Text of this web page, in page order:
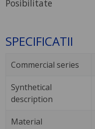
Posibilitate
SPECIFICATII
Commercial series
Synthetical
description
Material